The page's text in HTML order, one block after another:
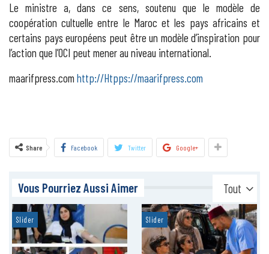
Le ministre a, dans ce sens, soutenu que le modèle de
coopération cultuelle entre le Maroc et les pays africains et
certains pays européens peut être un modèle d’inspiration pour
l’action que l’OCI peut mener au niveau international.
maarifpress.com http://Htpps://maarifpress.com
Share Facebook Twitter Google+
Tout
Vous Pourriez Aussi Aimer
Slider Slider